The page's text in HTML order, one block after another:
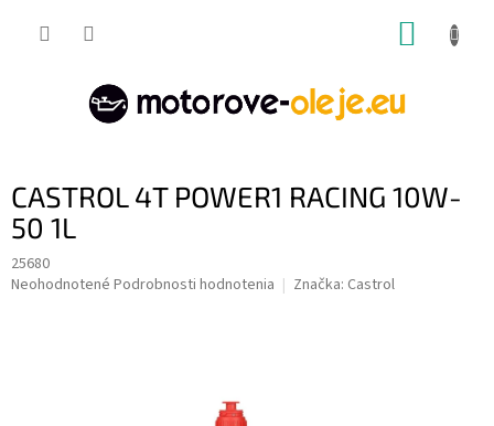
CASTROL 4T POWER1 RACING 10W-
50 1L
25680
Priemerné
Neohodnotené Podrobnosti hodnotenia Značka: Castrol